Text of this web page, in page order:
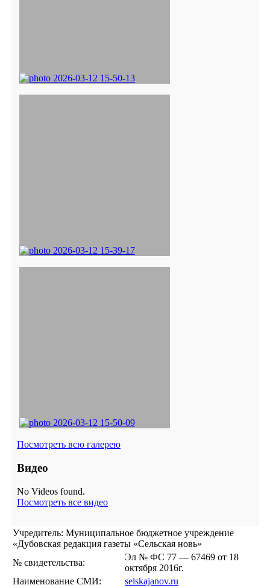
Посмотреть всю галерею
Видео
No Videos found.
Посмотреть все видео
Учредитель: Муниципальное бюджетное учреждение
«Дубовская редакция газеты «Сельская новь»
№ свидетельства:
Эл № ФС 77 — 67469 от 18
октября 2016г.
Наименование СМИ:
selskajanov.ru